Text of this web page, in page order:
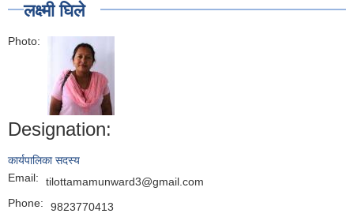
लक्ष्मी घिले
Photo:
Designation:
कार्यपालिका सदस्य
Email:
tilottamamunward3@gmail.com
Phone:
9823770413